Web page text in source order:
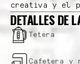
creativa y el
DETALLES DE
Tetera
Cafetera y